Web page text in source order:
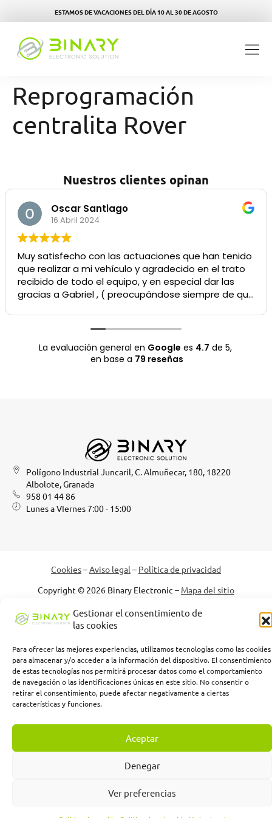
Gestionar el consentimiento de
las cookies
Para ofrecer las mejores experiencias, utilizamos tecnologías como las cookies
para almacenar y/o acceder a la información del dispositivo. El consentimiento
de estas tecnologías nos permitirá procesar datos como el comportamiento
de navegación o las identificaciones únicas en este sitio. No consentir o
retirar el consentimiento, puede afectar negativamente a ciertas
características y funciones.
Aceptar
Denegar
Ver preferencias
ESTAMOS DE VACACIONES DEL DÍA 10 AL 30 DE AGOSTO
Reprogramación
centralita Rover
Nuestros clientes opinan
Oscar Santiago
16 Abril 2024
Muy satisfecho con las actuaciones que han tenido
que realizar a mi vehículo y agradecido en el trato
recibido de todo el equipo, y en especial dar las
gracias a Gabriel , ( preocupándose siempre de que
Recomendable 100%
La evaluación general en Google es 4.7 de 5,
en base a 79 reseñas
Polígono Industrial Juncaril, C. Almuñecar, 180, 18220
Albolote, Granada
958 01 44 86
Lunes a VIernes 7:00 - 15:00
Cookies– Aviso legal – Política de privacidad
Copyright © 2026 Binary Electronic – Mapa del sitio
subvención de la Consejería de Empleo, Empresa y Trabajo
Autónomo de la Junta de Andalucía, financiada por la Unión
Europea con cargo al Programa FSE+ Andalucía 2021-2027,
enmarcada en el Programa Emplea-T, para la inserción laboral y el
fomento de la contratación en el ámbito de la Comunidad
Autónoma de Andalucía. Línea 2. Incentivo a la segunda o
sucesivas contrataciones indefinidas ordinarias por parte de
personas trabajadoras autónomas, y a cualquier contratación
indefinida ordinaria por parte de pymes.